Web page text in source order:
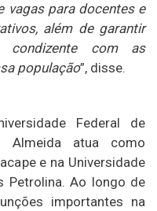
vagas para docentes e
além de garantir
condizente com as
população”, disse.
Federal de
Almeida atua como
e na Universidade
Petrolina. Ao longo de
importantes na